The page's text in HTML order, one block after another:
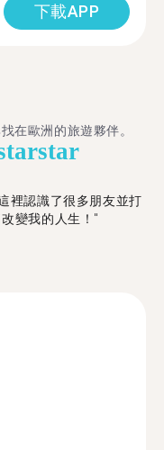
下載APP
在歐洲的旅遊夥伴。
star
裡認識了很多朋友並打
變我的人生！"